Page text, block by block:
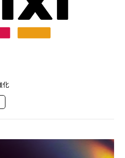
化